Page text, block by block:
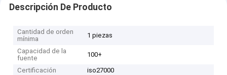
Descripción De Producto
Cantidad de orden
mínima
1 piezas
Capacidad de la
fuente
100+
Certificación
iso27000